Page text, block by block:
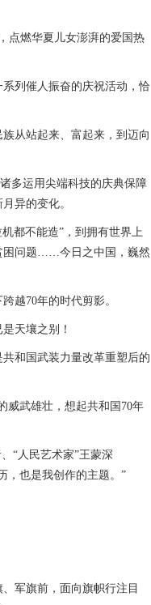
燃华夏儿女澎湃的爱国热
列催人振奋的庆祝活动，恰
从站起来、富起来，到迈向
多运用尖端科技的庆典保障
异的变化。
都不能造”，到拥有世界上
困问题……今日之中国，巍然
越70年的时代剪影。
天壤之别！
和国武装力量改革重塑后的
武雄壮，想起共和国70年
“人民艺术家”王蒙深
，也是我创作的主题。”
军旗前，面向旗帜行注目